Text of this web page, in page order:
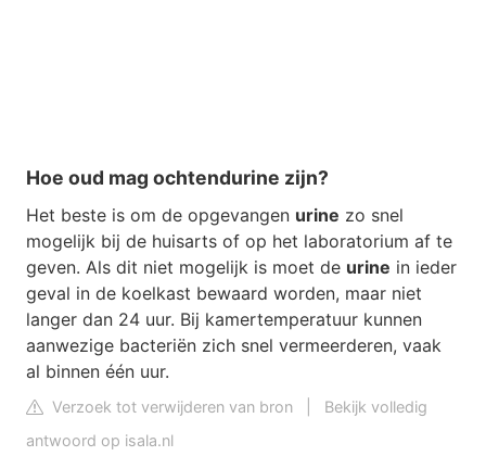
Hoe oud mag ochtendurine zijn?
Het beste is om de opgevangen urine zo snel
mogelijk bij de huisarts of op het laboratorium af te
geven. Als dit niet mogelijk is moet de urine in ieder
geval in de koelkast bewaard worden, maar niet
langer dan 24 uur. Bij kamertemperatuur kunnen
aanwezige bacteriën zich snel vermeerderen, vaak
al binnen één uur.
Verzoek tot verwijderen van bron
Bekijk volledig
antwoord op isala.nl